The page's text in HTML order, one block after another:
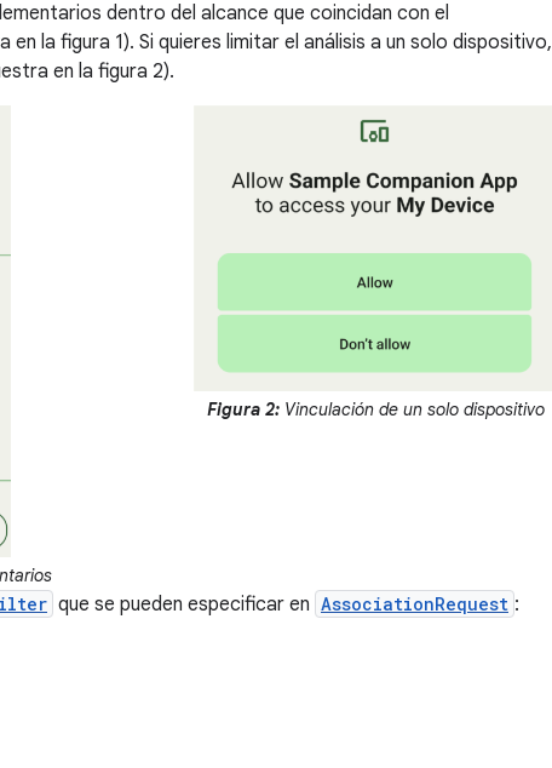
dentro del alcance que coincidan con el
la figura 1). Si quieres limitar el análisis a un solo dispositivo,
en la figura 2).
Figura 2:Vinculación de un solo dispositivo
que se pueden especificar en AssociationRequest :